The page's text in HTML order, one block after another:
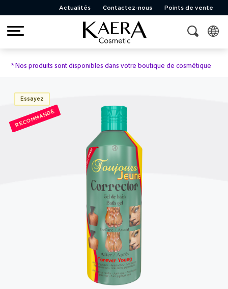
Actualités Contactez-nous Points de vente
*Nos produits sont disponibles dans votre boutique de cosmétique
Essayez
RECOMMANDÉ